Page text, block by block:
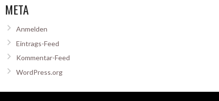
META
Anmelden
Eintrags-Feed
Kommentar-Feed
WordPress.org